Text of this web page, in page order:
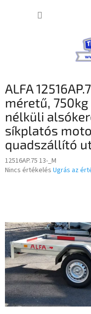
ALFA
méretű,
nélküli
síkplatós
quadszállító
12516AP.75 13-_M
A
0,0
csillag.
Nincs értékelés Ugrás az